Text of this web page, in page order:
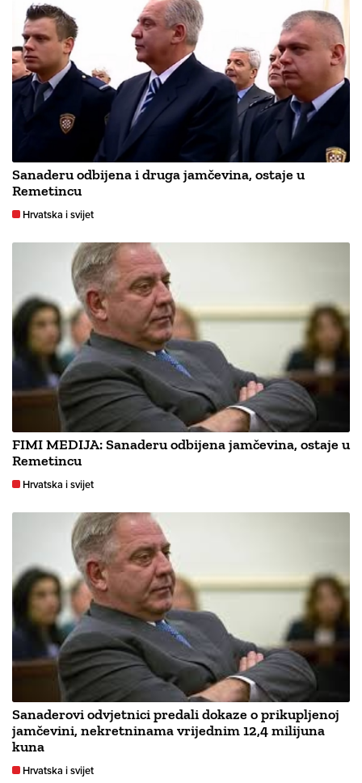
Sanaderu odbijena i druga jamčevina, ostaje u
Remetincu
Hrvatska i svijet
FIMI MEDIJA: Sanaderu odbijena jamčevina, ostaje u
Remetincu
Hrvatska i svijet
Sanaderovi odvjetnici predali dokaze o prikupljenoj
jamčevini, nekretninama vrijednim 12,4 milijuna
kuna
Hrvatska i svijet